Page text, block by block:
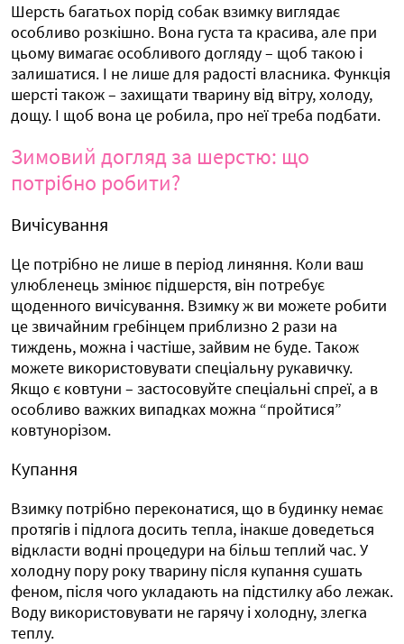
Шерсть багатьох порід собак взимку виглядає
особливо розкішно. Вона густа та красива, але при
цьому вимагає особливого догляду – щоб такою і
залишатися. І не лише для радості власника. Функція
шерсті також – захищати тварину від вітру, холоду,
дощу. І щоб вона це робила, про неї треба подбати.
Зимовий догляд за шерстю: що
потрібно робити?
Вичісування
Це потрібно не лише в період линяння. Коли ваш
улюбленець змінює підшерстя, він потребує
щоденного вичісування. Взимку ж ви можете робити
це звичайним гребінцем приблизно 2 рази на
тиждень, можна і частіше, зайвим не буде. Також
можете використовувати спеціальну рукавичку.
Якщо є ковтуни – застосовуйте спеціальні спреї, а в
особливо важких випадках можна “пройтися”
ковтунорізом.
Купання
Взимку потрібно переконатися, що в будинку немає
протягів і підлога досить тепла, інакше доведеться
відкласти водні процедури на більш теплий час. У
холодну пору року тварину після купання сушать
феном, після чого укладають на підстилку або лежак.
Воду використовувати не гарячу і холодну, злегка
теплу.